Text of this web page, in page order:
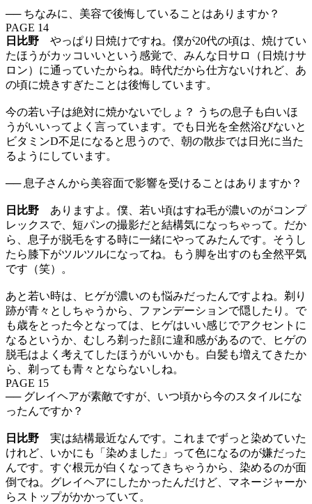
── ちなみに、美容で後悔していることはありますか？
PAGE 14
日比野 やっぱり日焼けですね。僕が20代の頃は、焼けてい
たほうがカッコいいという感覚で、みんな日サロ（日焼けサ
ロン）に通っていたからね。時代だから仕方ないけれど、あ
の頃に焼きすぎたことは後悔しています。
今の若い子は絶対に焼かないでしょ？ うちの息子も白いほ
うがいいってよく言っています。でも日光を全然浴びないと
ビタミンD不足になると思うので、朝の散歩では日光に当た
るようにしています。
── 息子さんから美容面で影響を受けることはありますか？
日比野 ありますよ。僕、若い頃はすね毛が濃いのがコンプ
レックスで、短パンの撮影だと結構気になっちゃって。だか
ら、息子が脱毛をする時に一緒にやってみたんです。そうし
たら膝下がツルツルになってね。もう脚を出すのも全然平気
です（笑）。
あと若い時は、ヒゲが濃いのも悩みだったんですよね。剃り
跡が青々としちゃうから、ファンデーションで隠したり。で
も歳をとった今となっては、ヒゲはいい感じでアクセントに
なるというか、むしろ剃った顔に違和感があるので、ヒゲの
脱毛はよく考えてしたほうがいいかも。白髪も増えてきたか
ら、剃っても青々とならないしね。
PAGE 15
── グレイヘアが素敵ですが、いつ頃から今のスタイルにな
ったんですか？
日比野 実は結構最近なんです。これまでずっと染めていた
けれど、いかにも「染めました」って色になるのが嫌だった
んです。すぐ根元が白くなってきちゃうから、染めるのが面
倒でね。グレイヘアにしたかったんだけど、マネージャーか
らストップがかかっていて。